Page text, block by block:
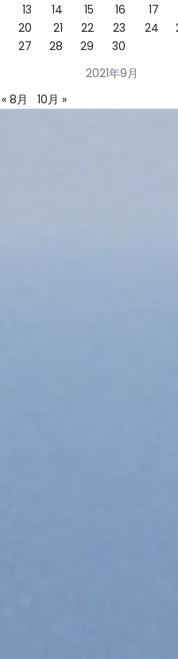
2021年9月
13
14 15 16 17
20
21 22 23 24
27
28 29 30
« 8月 10月 »